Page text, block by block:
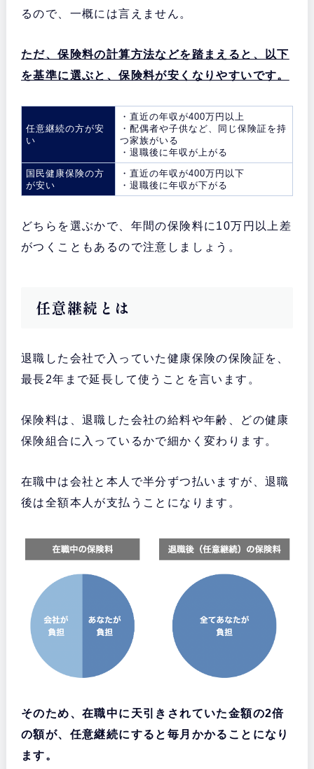
るので、一概には言えません。
ただ、保険料の計算方法などを踏まえると、以下
を基準に選ぶと、保険料が安くなりやすいです。
任意継続の方が安
い
・直近の年収が400万円以上
・配偶者や子供など、同じ保険証を持
つ家族がいる
・退職後に年収が上がる
国民健康保険の方
が安い
・直近の年収が400万円以下
・退職後に年収が下がる
どちらを選ぶかで、年間の保険料に10万円以上差
がつくこともあるので注意しましょう。
任意継続とは
退職した会社で入っていた健康保険の保険証を、
最長2年まで延長して使うことを言います。
保険料は、退職した会社の給料や年齢、どの健康
保険組合に入っているかで細かく変わります。
在職中は会社と本人で半分ずつ払いますが、退職
後は全額本人が支払うことになります。
そのため、在職中に天引きされていた金額の2倍
の額が、任意継続にすると毎月かかることになり
ます。